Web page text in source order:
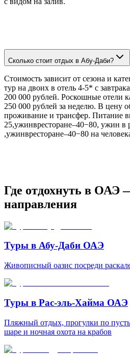
Сколько стоит отдых в Абу-Даби?
Стоимость зависит от сезона и
тур на двоих в отель 4-5* с
200 000 рублей. Роскошные отели
250 000 рублей за неделю. В цену
проживание и трансфер. Питание
25,ужинвресторане–40−80, ужин в
,ужинвресторане–40−80 на
Где отдохнуть в ОАЭ
направления
Туры в Абу-Даби ОАЭ
Живописный оазис посреди
Туры в Рас-эль-Хайма ОАЭ
Пляжный отдых, прогулки по
шаре и ночная охота на крабов